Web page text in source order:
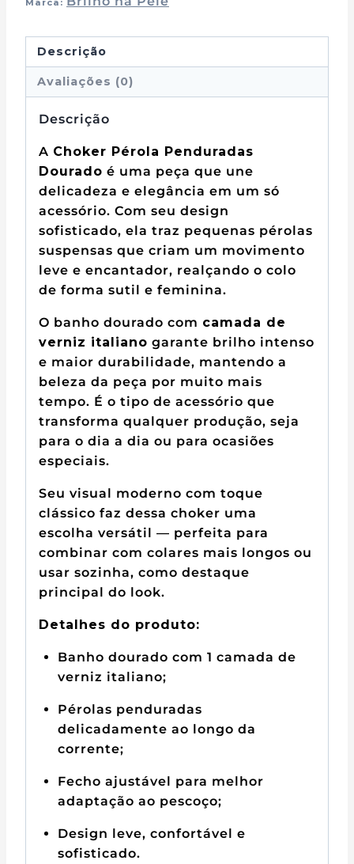
Descrição
Avaliações (0)
Descrição
A Choker Pérola Penduradas
Dourado é uma peça que une
delicadeza e elegância em um só
acessório. Com seu design
sofisticado, ela traz pequenas pérolas
suspensas que criam um movimento
leve e encantador, realçando o colo
de forma sutil e feminina.
O banho dourado com camada de
verniz italiano garante brilho intenso
e maior durabilidade, mantendo a
beleza da peça por muito mais
tempo. É o tipo de acessório que
transforma qualquer produção, seja
para o dia a dia ou para ocasiões
especiais.
Seu visual moderno com toque
clássico faz dessa choker uma
escolha versátil — perfeita para
combinar com colares mais longos ou
usar sozinha, como destaque
principal do look.
Detalhes do produto:
Banho dourado com 1 camada de
verniz italiano;
Pérolas penduradas
delicadamente ao longo da
corrente;
Fecho ajustável para melhor
adaptação ao pescoço;
Design leve, confortável e
sofisticado.